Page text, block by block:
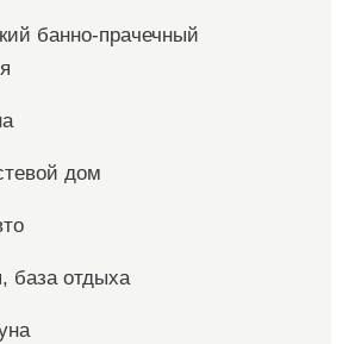
банно-прачечный
дом
база отдыха